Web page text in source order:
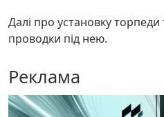
Далі про установку
проводки під нею.
Реклама